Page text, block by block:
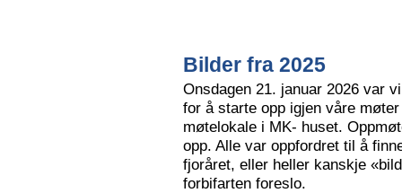
Bilder fra 2025
Onsdagen 21. januar 2026 var
for å starte opp igjen våre
møtelokale i MK- huset.
opp. Alle var oppfordret til å
fjoråret, eller heller kanskje
forbifarten foreslo.